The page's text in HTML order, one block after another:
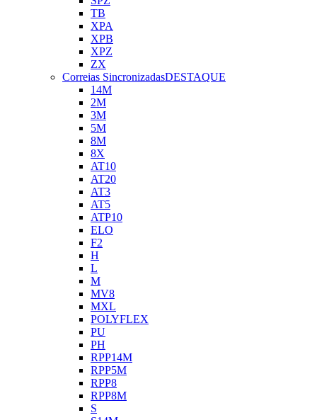
TB
XPA
XPB
XPZ
ZX
Correias SincronizadasDESTAQUE
14M
2M
3M
5M
8M
8X
AT10
AT20
AT3
AT5
ATP10
ELO
F2
H
L
M
MV8
MXL
POLYFLEX
PU
PH
RPP14M
RPP5M
RPP8
RPP8M
S